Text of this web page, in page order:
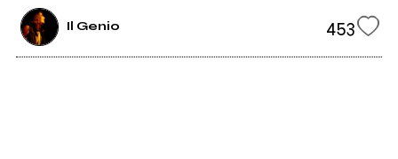
Il Genio 453